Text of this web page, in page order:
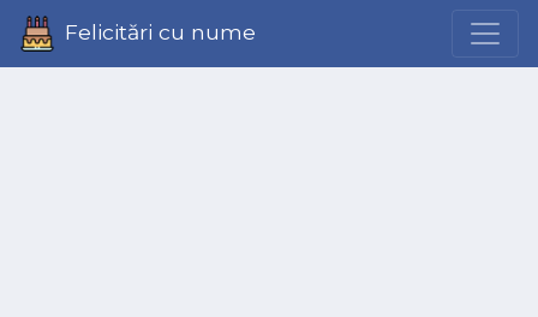
Felicitări cu nume